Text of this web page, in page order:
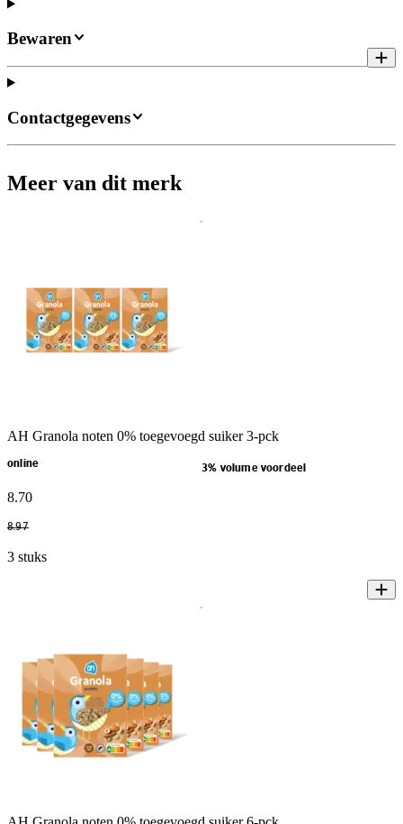
Bewaren
Contactgegevens
Meer van dit merk
AH Granola noten 0% toegevoegd suiker 3-pck
online 3% volume voordeel
8.70
8.97
3 stuks